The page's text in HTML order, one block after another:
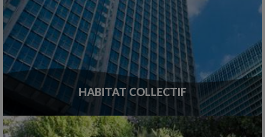
HABITAT COLLECTIF